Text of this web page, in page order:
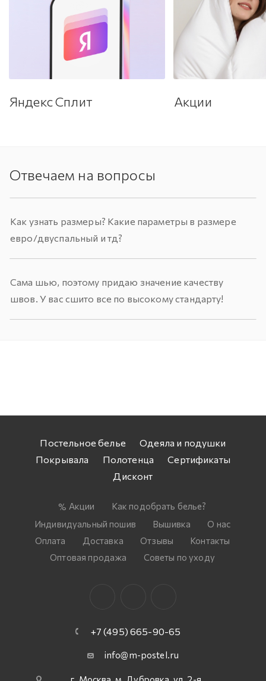
Яндекс Сплит Акции
Отвечаем на вопросы
Как узнать размеры? Какие параметры в размере
евро/двуспальный и тд?
Сама шью, поэтому придаю значение качеству
швов. У вас сшито все по высокому стандарту!
Постельное белье
Одеяла и подушки
Покрывала
Полотенца
Сертификаты
Дисконт
Акции
Как подобрать белье?
Индивидуальный пошив
Вышивка
О нас
Оплата
Доставка Отзывы
Контакты
Оптовая продажа
Советы по уходу
+7 (495) 665-90-65
info@m-postel.ru